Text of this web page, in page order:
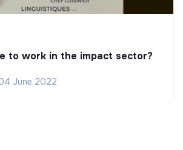
to work in the impact sector?
June 2022